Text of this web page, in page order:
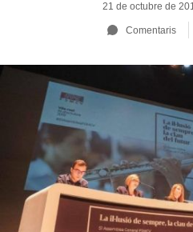
21 de octubre de
Comentaris